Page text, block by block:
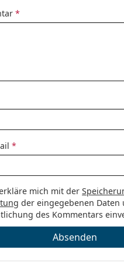
*
*
mich mit der
der eingegebenen Daten
des Kommentars
Absenden